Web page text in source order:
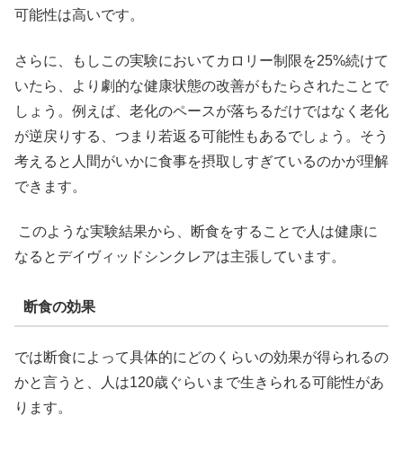
可能性は高いです。
さらに、もしこの実験においてカロリー制限を25%続けて
いたら、より劇的な健康状態の改善がもたらされたことで
しょう。例えば、老化のペースが落ちるだけではなく老化
が逆戻りする、つまり若返る可能性もあるでしょう。そう
考えると人間がいかに食事を摂取しすぎているのかが理解
できます。
このような実験結果から、断食をすることで人は健康に
なるとデイヴィッドシンクレアは主張しています。
断食の効果
では断食によって具体的にどのくらいの効果が得られるの
かと言うと、人は120歳ぐらいまで生きられる可能性があ
ります。